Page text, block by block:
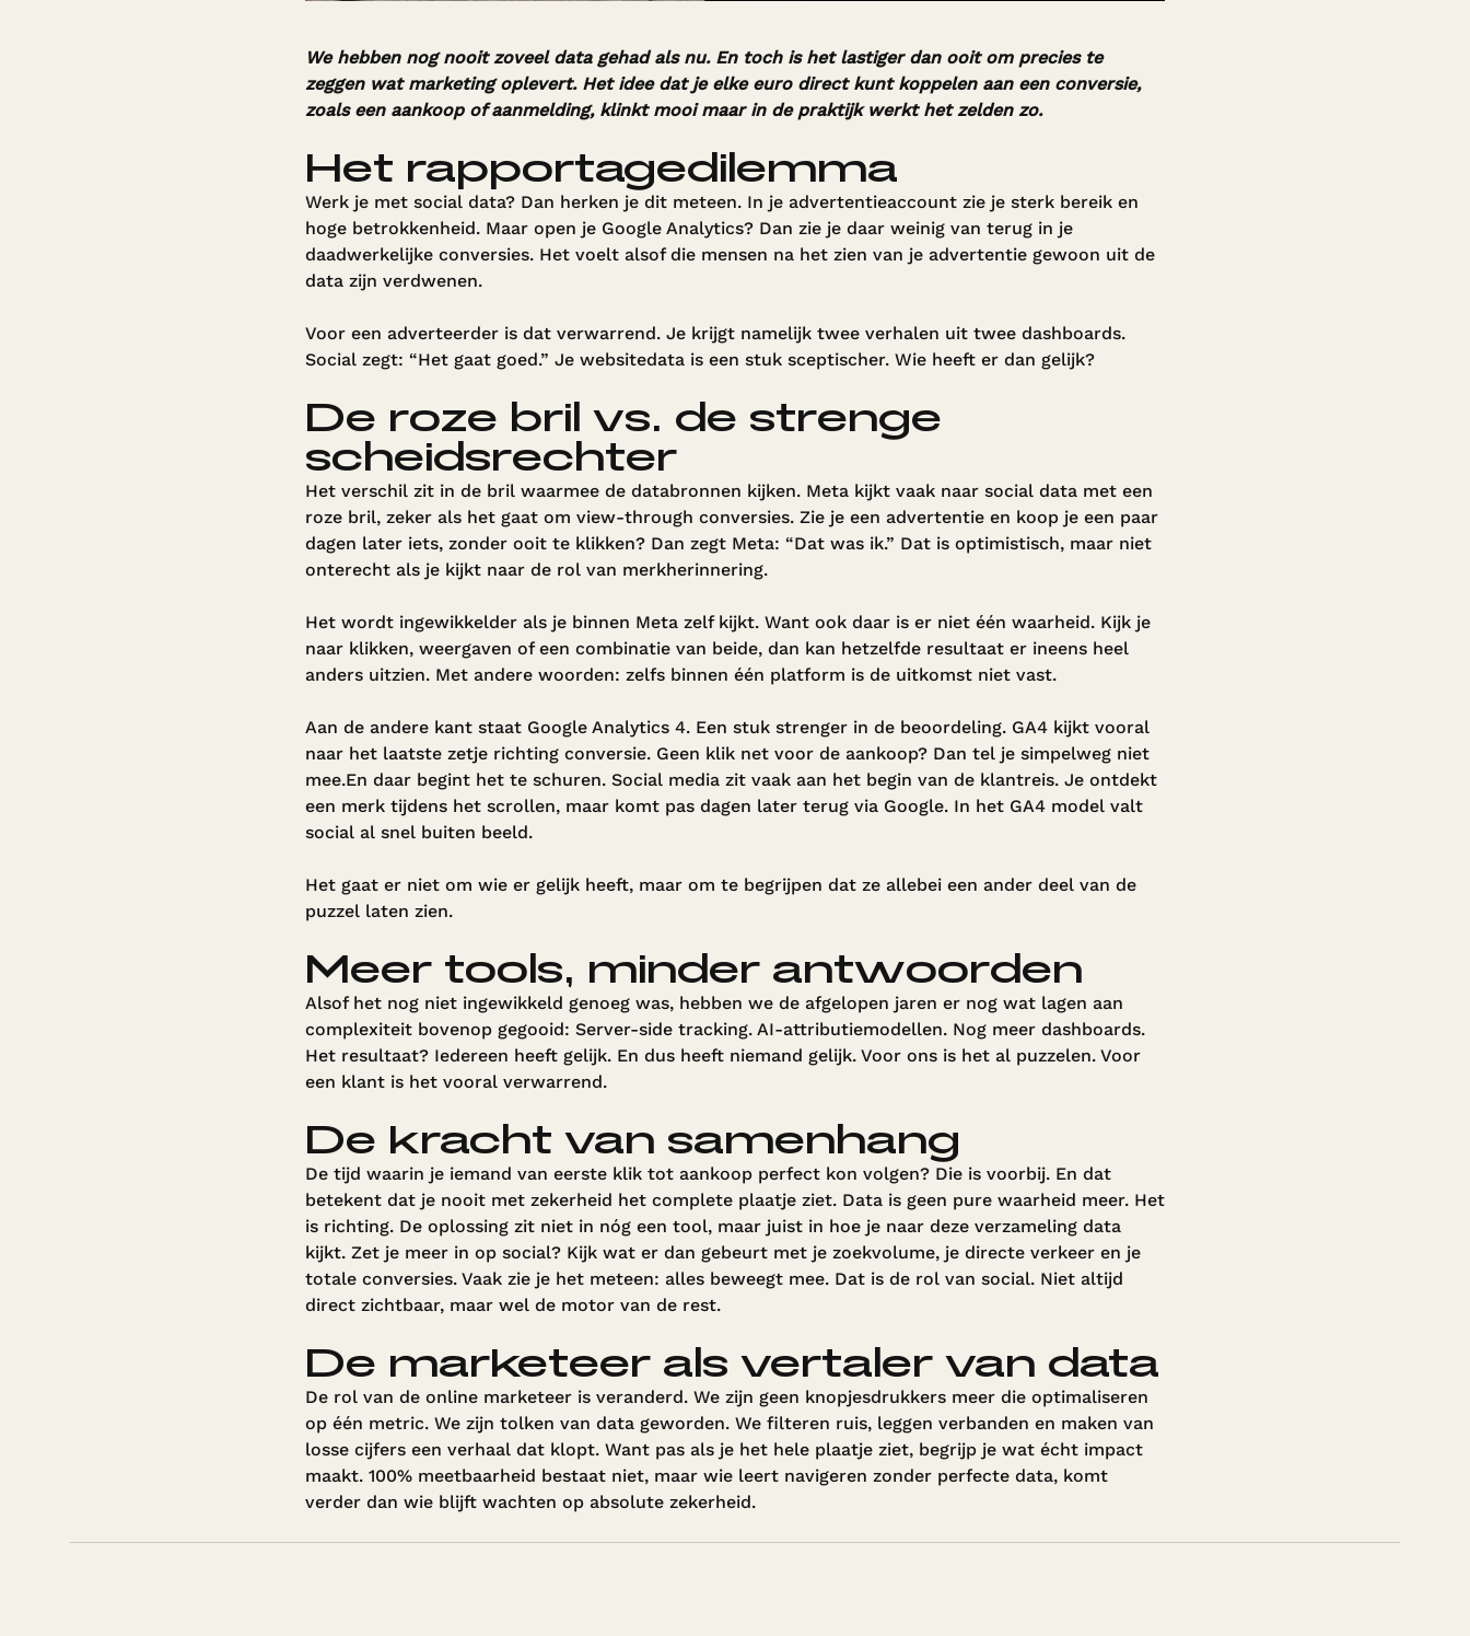
We hebben nog nooit zoveel data gehad als nu. En toch is het lastiger dan ooit om precies te
zeggen wat marketing oplevert. Het idee dat je elke euro direct kunt koppelen aan een conversie,
zoals een aankoop of aanmelding, klinkt mooi maar in de praktijk werkt het zelden zo.
Het rapportagedilemma
Werk je met social data? Dan herken je dit meteen. In je advertentieaccount zie je sterk bereik en
hoge betrokkenheid. Maar open je Google Analytics? Dan zie je daar weinig van terug in je
daadwerkelijke conversies. Het voelt alsof die mensen na het zien van je advertentie gewoon uit de
data zijn verdwenen.
Voor een adverteerder is dat verwarrend. Je krijgt namelijk twee verhalen uit twee dashboards.
Social zegt: “Het gaat goed.” Je websitedata is een stuk sceptischer. Wie heeft er dan gelijk?
De roze bril vs. de strenge
scheidsrechter
Het verschil zit in de bril waarmee de databronnen kijken. Meta kijkt vaak naar social data met een
roze bril, zeker als het gaat om view-through conversies. Zie je een advertentie en koop je een paar
dagen later iets, zonder ooit te klikken? Dan zegt Meta: “Dat was ik.” Dat is optimistisch, maar niet
onterecht als je kijkt naar de rol van merkherinnering.
Het wordt ingewikkelder als je binnen Meta zelf kijkt. Want ook daar is er niet één waarheid. Kijk je
naar klikken, weergaven of een combinatie van beide, dan kan hetzelfde resultaat er ineens heel
anders uitzien. Met andere woorden: zelfs binnen één platform is de uitkomst niet vast.
Aan de andere kant staat Google Analytics 4. Een stuk strenger in de beoordeling. GA4 kijkt vooral
naar het laatste zetje richting conversie. Geen klik net voor de aankoop? Dan tel je simpelweg niet
mee.En daar begint het te schuren. Social media zit vaak aan het begin van de klantreis. Je ontdekt
een merk tijdens het scrollen, maar komt pas dagen later terug via Google. In het GA4 model valt
social al snel buiten beeld.
Het gaat er niet om wie er gelijk heeft, maar om te begrijpen dat ze allebei een ander deel van de
puzzel laten zien.
Meer tools, minder antwoorden
Alsof het nog niet ingewikkeld genoeg was, hebben we de afgelopen jaren er nog wat lagen aan
complexiteit bovenop gegooid: Server-side tracking. AI-attributiemodellen. Nog meer dashboards.
Het resultaat? Iedereen heeft gelijk. En dus heeft niemand gelijk. Voor ons is het al puzzelen. Voor
een klant is het vooral verwarrend.
De kracht van samenhang
De tijd waarin je iemand van eerste klik tot aankoop perfect kon volgen? Die is voorbij. En dat
betekent dat je nooit met zekerheid het complete plaatje ziet. Data is geen pure waarheid meer. Het
is richting. De oplossing zit niet in nóg een tool, maar juist in hoe je naar deze verzameling data
kijkt. Zet je meer in op social? Kijk wat er dan gebeurt met je zoekvolume, je directe verkeer en je
totale conversies. Vaak zie je het meteen: alles beweegt mee. Dat is de rol van social. Niet altijd
direct zichtbaar, maar wel de motor van de rest.
De marketeer als vertaler van data
De rol van de online marketeer is veranderd. We zijn geen knopjesdrukkers meer die optimaliseren
op één metric. We zijn tolken van data geworden. We filteren ruis, leggen verbanden en maken van
losse cijfers een verhaal dat klopt. Want pas als je het hele plaatje ziet, begrijp je wat écht impact
maakt. 100% meetbaarheid bestaat niet, maar wie leert navigeren zonder perfecte data, komt
verder dan wie blijft wachten op absolute zekerheid.